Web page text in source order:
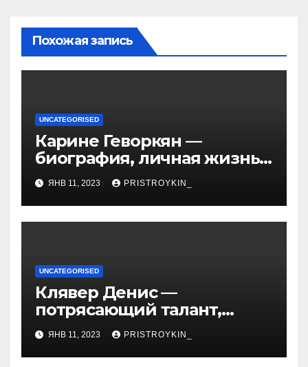
Похожая запись
UNCATEGORISED
Карине Геворкян —
биография, личная жизнь
и факты из Википедии —
детали о жизни и карьере
известной актрисы
ЯНВ 11, 2023 PRISTROYKIN_
UNCATEGORISED
Клявер Денис —
потрясающий талант,
захватывающий сердца
миллионов слушателей —
узнайте обо всем, что
ЯНВ 11, 2023 PRISTROYKIN_